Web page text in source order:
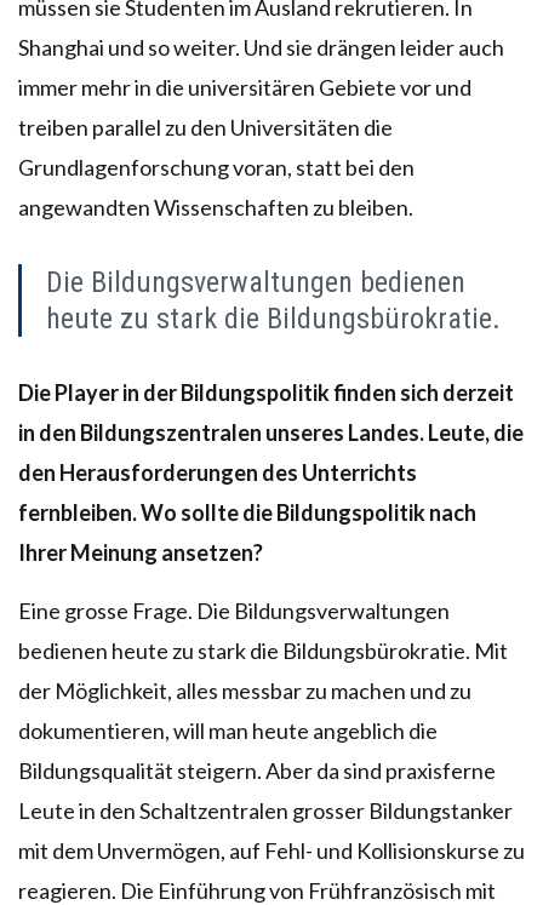
müssen sie Studenten im Ausland rekrutieren. In
Shanghai und so weiter. Und sie drängen leider auch
immer mehr in die universitären Gebiete vor und
treiben parallel zu den Universitäten die
Grundlagenforschung voran, statt bei den
angewandten Wissenschaften zu bleiben.
Die Bildungsverwaltungen bedienen
heute zu stark die Bildungsbürokratie.
Die Player in der Bildungspolitik finden sich derzeit
in den Bildungszentralen unseres Landes. Leute, die
den Herausforderungen des Unterrichts
fernbleiben. Wo sollte die Bildungspolitik nach
Ihrer Meinung ansetzen?
Eine grosse Frage. Die Bildungsverwaltungen
bedienen heute zu stark die Bildungsbürokratie. Mit
der Möglichkeit, alles messbar zu machen und zu
dokumentieren, will man heute angeblich die
Bildungsqualität steigern. Aber da sind praxisferne
Leute in den Schaltzentralen grosser Bildungstanker
mit dem Unvermögen, auf Fehl- und Kollisionskurse zu
reagieren. Die Einführung von Frühfranzösisch mit